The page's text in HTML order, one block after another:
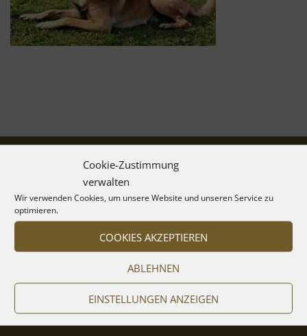
Cookie-Zustimmung
verwalten
Wir verwenden Cookies, um unsere Website und unseren Service zu
optimieren.
COOKIES AKZEPTIEREN
ABLEHNEN
EINSTELLUNGEN ANZEIGEN